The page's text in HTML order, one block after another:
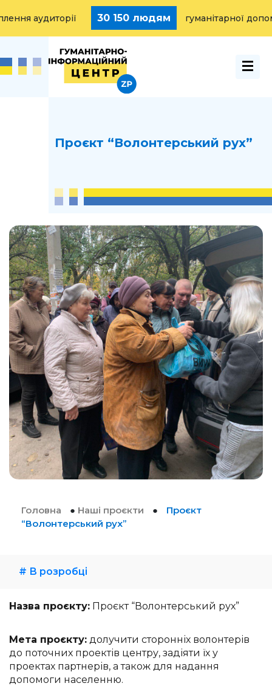
аудиторії 30 150 людям гуманітарної
Проєкт “Волонтерський рух”
Головна ● Наші проєкти ●
Проєкт
“Волонтерський рух”
# В розробці
Назва проєкту: Проєкт “Волонтерський рух”
Мета проєкту: долучити сторонніх волонтерів
до поточних проектів центру, задіяти їх у
проектах партнерів, а також для надання
допомоги населенню.